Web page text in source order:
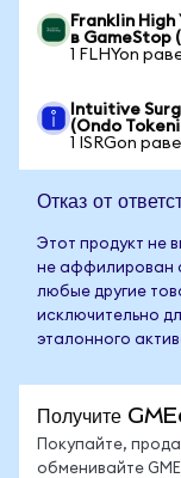
Franklin
в GameStop
1 FLHYon
Intuitive
(Ondo
1 ISRGon
Отказ от
Этот продукт не
не аффилирован
любые другие
исключительно
эталонного
Получите
Покупайте,
обменивайте